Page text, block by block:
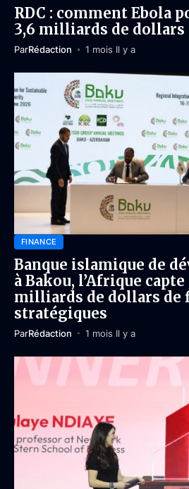
RDC : comment Ebola
3,6 milliards de dollars
ParRédaction 1 mois Il y a
FINANCE
Banque islamique de
à Bakou, l’Afrique
milliards de dollars de
stratégiques
ParRédaction 1 mois Il y a